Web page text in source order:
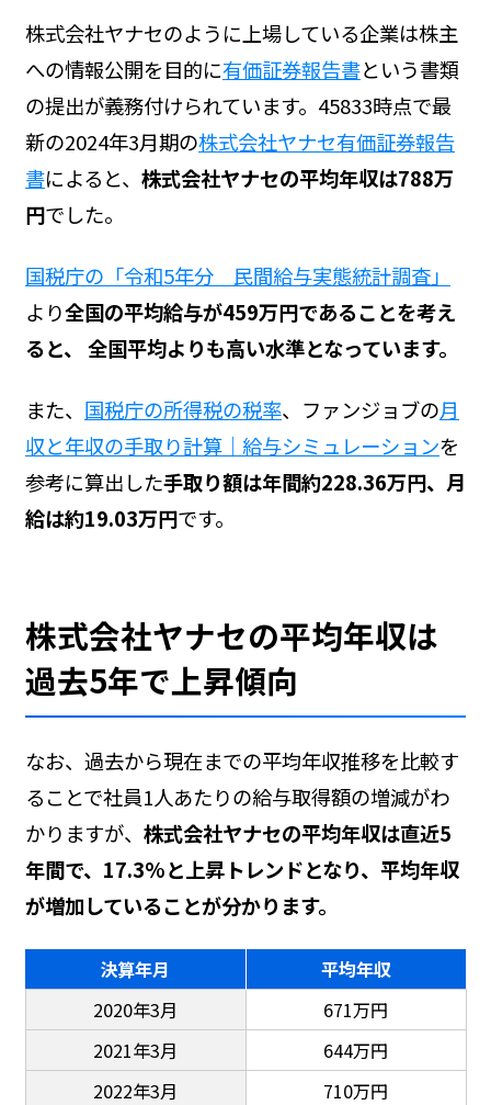
株式会社ヤナセのように上場している企業は株主
への情報公開を目的に有価証券報告書という書類
の提出が義務付けられています。45833時点で最
新の2024年3月期の株式会社ヤナセ有価証券報告
書によると、 株式会社ヤナセの平均年収は788万
円でした。
国税庁の「令和5年分 民間給与実態統計調査」
より全国の平均給与が459万円であることを考え
ると、 全国平均よりも高い水準となっています。
また、 国税庁の所得税の税率、ファンジョブの月
収と年収の手取り計算｜給与シミュレーションを
参考に算出した手取り額は年間約228.36万円、月
給は約19.03万円です。
株式会社ヤナセの平均年収は
過去5年で上昇傾向
なお、過去から現在までの平均年収推移を比較す
ることで社員1人あたりの給与取得額の増減がわ
かりますが、 株式会社ヤナセの平均年収は直近5
年間で、17.3%と上昇トレンドとなり、平均年収
が増加していることが分かります。
決算年月
平均年収
2020年3月
671万円
2021年3月
644万円
2022年3月
710万円